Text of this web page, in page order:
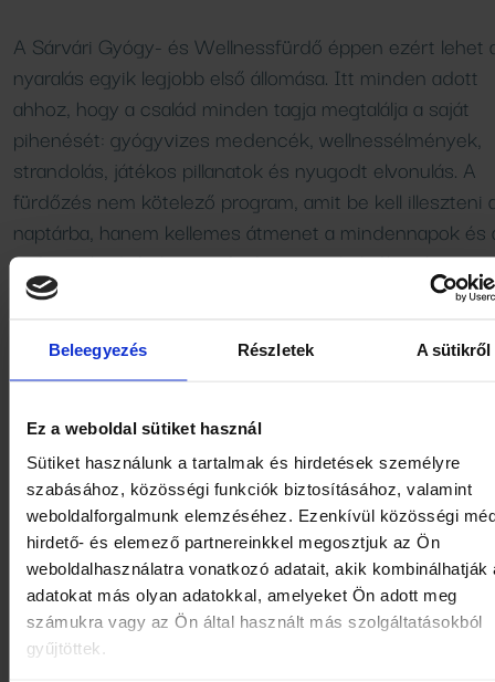
Beleegyezés Részletek A sütikről
Ez a weboldal sütiket használ
Sütiket használunk a tartalmak és hirdetések személyre
szabásához, közösségi funkciók biztosításához, valamint
weboldalforgalmunk elemzéséhez. Ezenkívül közösségi
hirdető- és elemező partnereinkkel megosztjuk az Ön
weboldalhasználatra vonatkozó adatait, akik kombinálhatják
adatokat más olyan adatokkal, amelyeket Ön adott meg
számukra vagy az Ön által használt más szolgáltatásokból
gyűjtöttek.
A Sárvári Gyógy- és Wellnessfürdő éppen ezért lehet
nyaralás egyik legjobb első állomása. Itt minden adott
ahhoz, hogy a család minden tagja megtalálja a saját
pihenését: gyógyvizes medencék, wellnessélmények,
strandolás, játékos pillanatok és nyugodt elvonulás. A
fürdőzés nem kötelező program, amit be kell illeszteni
naptárba, hanem kellemes átmenet a mindennapok és
nyári szabadság között. Amíg a gyerekek élvezik a
a nyári szabadságot, a felnőttek is végre
Ráadásul egy ilyen nap nemcsak testileg esik jól.
rendet tesz. A gyógyvízben ülve, a medencék között
sétálva vagy a strandon pihenve egyszerűbb
a sok apró feszültséget, amit észrevétlenül hozunk
magunkkal. Ilyenkor már nem azon jár az eszünk, mi
otthon, hanem azon, milyen jó végre itt lenni. Ettől lesz
másnap könnyebb a séta, finomabb a reggeli kávé,
vidámabb a közös program, és természetesebb az a
nyugodt nyári hangulat, amire egész évben vágyunk.